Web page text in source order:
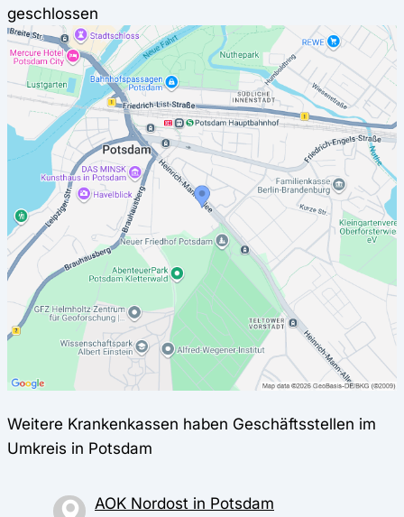
geschlossen
Weitere Krankenkassen haben Geschäftsstellen im
Umkreis in Potsdam
AOK Nordost in Potsdam